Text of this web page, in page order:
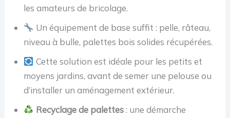
les amateurs de bricolage.
Un équipement de base suffit : pelle, râteau,
niveau à bulle, palettes bois solides récupérées.
Cette solution est idéale pour les petits et
moyens jardins, avant de semer une pelouse ou
d’installer un aménagement extérieur.
Recyclage de palettes: une démarche